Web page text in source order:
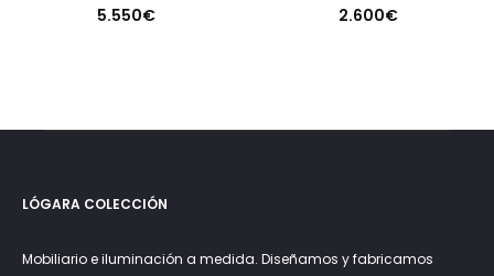
5.550€
2.600€
LÓGARA COLECCIÓN
Mobiliario e iluminación a medida. Diseñamos y fabricamos